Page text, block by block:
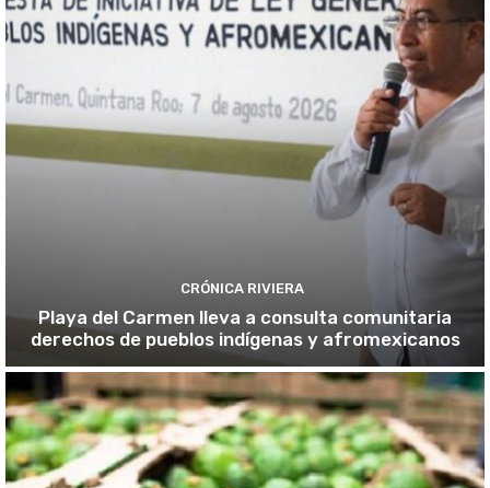
CRÓNICA RIVIERA
Playa del Carmen lleva a consulta comunitaria
derechos de pueblos indígenas y afromexicanos